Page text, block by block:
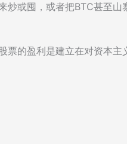
炒或囤，或者把BTC甚至山
票的盈利是建立在对资本主